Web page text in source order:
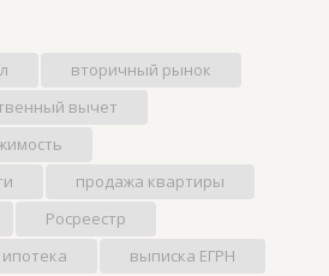
вторичный рынок
вычет
продажа квартиры
Росреестр
ипотека
выписка ЕГРН